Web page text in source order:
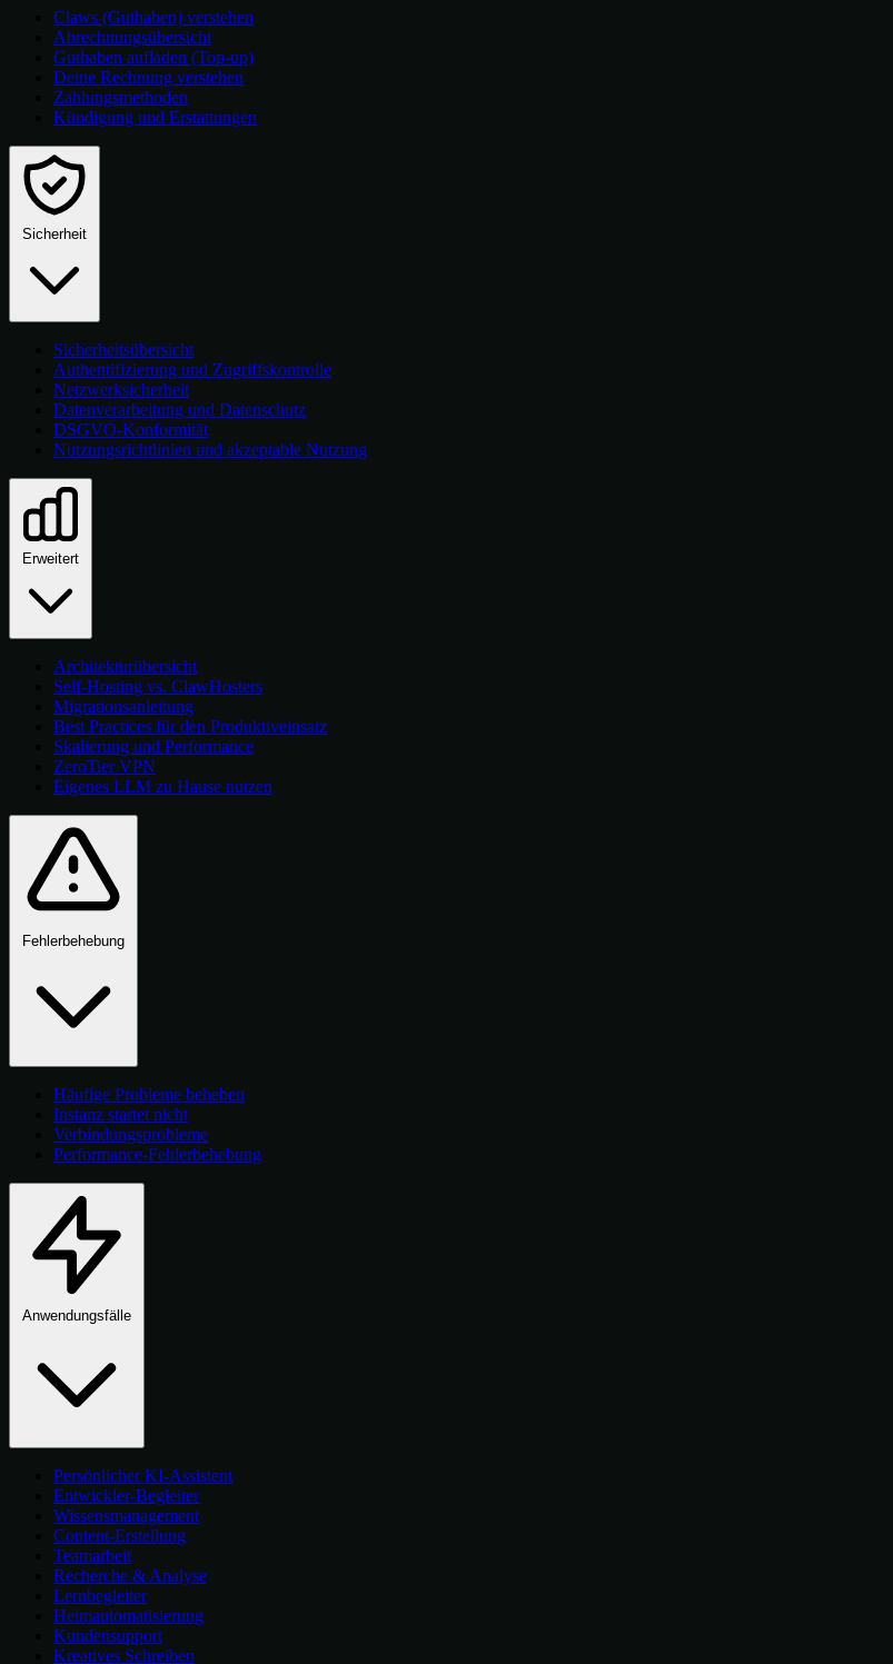
Claws (Guthaben) verstehen
Abrechnungsübersicht
Guthaben aufladen (Top-up)
Deine Rechnung verstehen
Zahlungsmethoden
Kündigung und Erstattungen
Sicherheit
Sicherheitsübersicht
Authentifizierung und Zugriffskontrolle
Netzwerksicherheit
Datenverarbeitung und Datenschutz
DSGVO-Konformität
Nutzungsrichtlinien und akzeptable Nutzung
Erweitert
Architekturübersicht
Self-Hosting vs. ClawHosters
Migrationsanleitung
Best Practices für den Produktiveinsatz
Skalierung und Performance
ZeroTier VPN
Eigenes LLM zu Hause nutzen
Fehlerbehebung
Häufige Probleme beheben
Instanz startet nicht
Verbindungsprobleme
Performance-Fehlerbehebung
Anwendungsfälle
Persönlicher KI-Assistent
Entwickler-Begleiter
Wissensmanagement
Content-Erstellung
Teamarbeit
Recherche & Analyse
Lernbegleiter
Heimautomatisierung
Kundensupport
Kreatives Schreiben